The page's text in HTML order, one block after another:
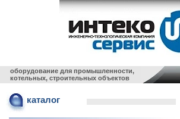
оборудование для промышленности,
котельных, строительных объектов
каталог